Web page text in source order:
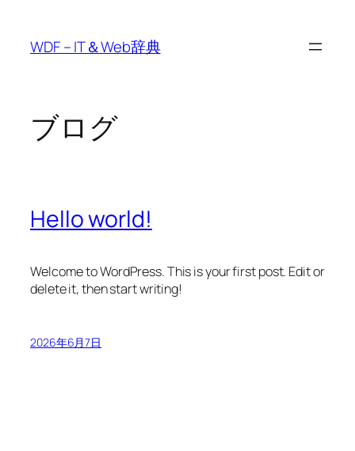
WDF – IT＆Web辞典
ブログ
Hello world!
Welcome to WordPress. This is your first post. Edit or
delete it, then start writing!
2026年6月7日